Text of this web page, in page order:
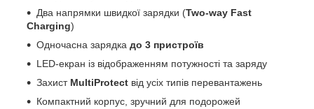
Два напрямки швидкої зарядки (Two-way Fast
Charging)
Одночасна зарядка до 3 пристроїв
LED-екран із відображенням потужності та заряду
Захист MultiProtect від усіх типів перевантажень
Компактний корпус, зручний для подорожей